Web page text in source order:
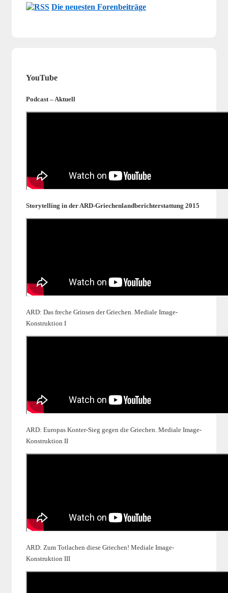
Die neuesten Forenbeiträge
YouTube
Podcast – Aktuell
Storytelling in der ARD-Griechenlandberichterstattung 2015
ARD: Das freche Grinsen der Griechen. Mediale Image-
Konstruktion I
ARD: Europas Konter-Sieg gegen die Griechen. Mediale Image-
Konstruktion II
ARD: Zum Totlachen diese Griechen! Mediale Image-
Konstruktion III